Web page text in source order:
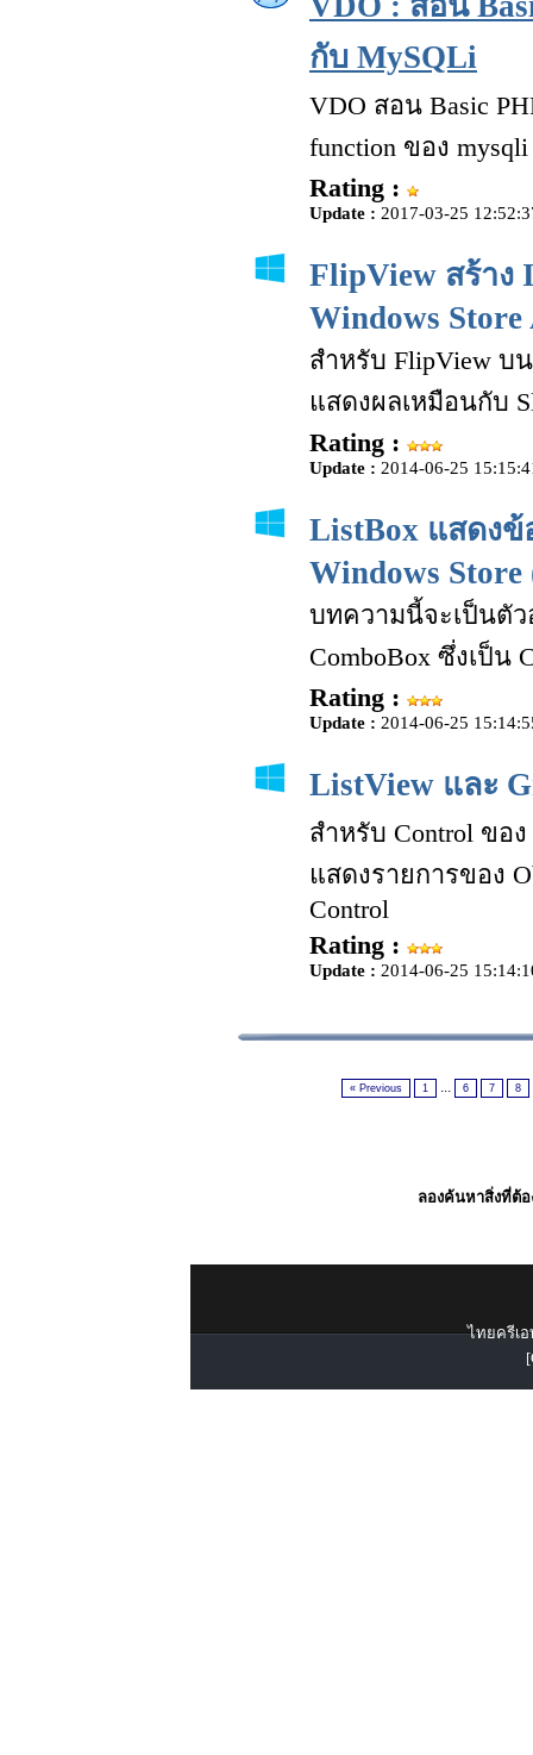
กับ MySQLi
VDO สอน Basic
function ของ mysqli
Rating :
Update : 2017-03-25
FlipView สร้าง
Windows Store
สำหรับ FlipView บ
แสดงผลเหมือนกับ
Rating :
Update : 2014-06-25
ListBox แสดง
Windows Store
บทความนี้จะเป็นตัว
ComboBox ซึ่งเป็น
Rating :
Update : 2014-06-25
ListView และ
สำหรับ Control ขอ
แสดงรายการของ
Control
Rating :
Update : 2014-06-25
« Previous 1 ... 6 7 8
ลองค้นหาสิ่งที่ต้อ
ไทยครีเอ
[